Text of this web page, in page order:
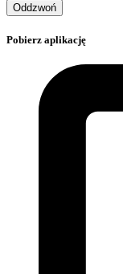
Oddzwoń
Pobierz aplikację